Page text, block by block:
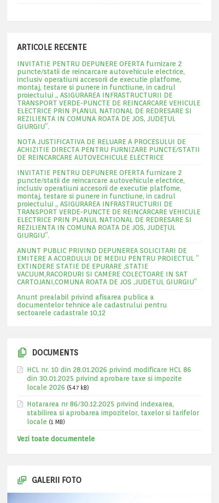
ARTICOLE RECENTE
INVITATIE PENTRU DEPUNERE OFERTA furnizare 2
puncte/statii de reincarcare autovehicule electrice,
inclusiv operatiuni accesorii de executie platfome,
montaj, testare si punere in functiune, in cadrul
proiectului „ ASIGURAREA INFRASTRUCTURII DE
TRANSPORT VERDE-PUNCTE DE REINCARCARE VEHICULE
ELECTRICE PRIN PLANUL NATIONAL DE REDRESARE SI
REZILIENTA IN COMUNA ROATA DE JOS, JUDEŢUL
GIURGIU”.
NOTA JUSTIFICATIVA DE RELUARE A PROCESULUI DE
ACHIZITIE DIRECTA PENTRU FURNIZARE PUNCTE/STATII
DE REINCARCARE AUTOVECHICULE ELECTRICE
INVITATIE PENTRU DEPUNERE OFERTA furnizare 2
puncte/statii de reincarcare autovehicule electrice,
inclusiv operatiuni accesorii de executie platfome,
montaj, testare si punere in functiune, in cadrul
proiectului „ ASIGURAREA INFRASTRUCTURII DE
TRANSPORT VERDE-PUNCTE DE REINCARCARE VEHICULE
ELECTRICE PRIN PLANUL NATIONAL DE REDRESARE SI
REZILIENTA IN COMUNA ROATA DE JOS, JUDEŢUL
GIURGIU”.
ANUNT PUBLIC PRIVIND DEPUNEREA SOLICITARI DE
EMITERE A ACORDULUI DE MEDIU PENTRU PROIECTUL ”
EXTINDERE STATIE DE EPURARE ,STATIE
VACUUM,RACORDURI SI CAMERE COLECTOARE IN SAT
CARTOJANI,COMUNA ROATA DE JOS ,JUDETUL GIURGIU”
Anunt prealabil privind afisarea publica a
documentelor tehnice ale cadastrului pentru
sectoarele cadastrale 10,12
DOCUMENTS
HCL nr. 10 din 28.01.2026 privind modificare HCL 86
din 30.01.2025 privind aprobare taxe si impozite
locale 2026 (547 kB)
Hotararea nr 86/30.12.2025 privind indexarea,
stabilirea si aprobarea impozitelor, taxelor si tarifelor
locale (1 MB)
Vezi toate documentele
GALERII FOTO